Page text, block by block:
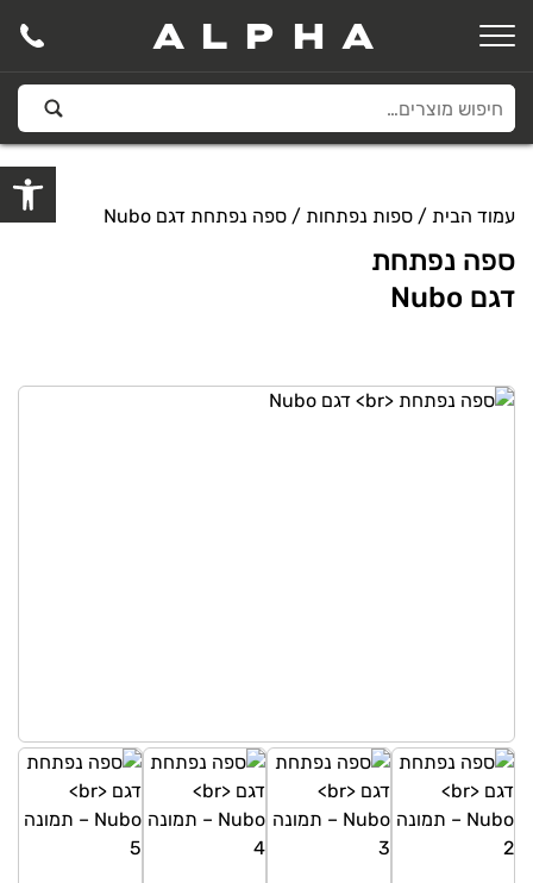
ALPHA
עמוד הבית / ספות נפתחות / ספה נפתחת דגם Nubo
ספה נפתחת
דגם Nubo
פתח